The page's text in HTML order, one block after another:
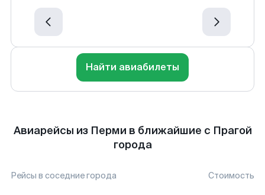
Найти авиабилеты
Авиарейсы из Перми в ближайшие с Прагой
города
Рейсы в соседние города Стоимость